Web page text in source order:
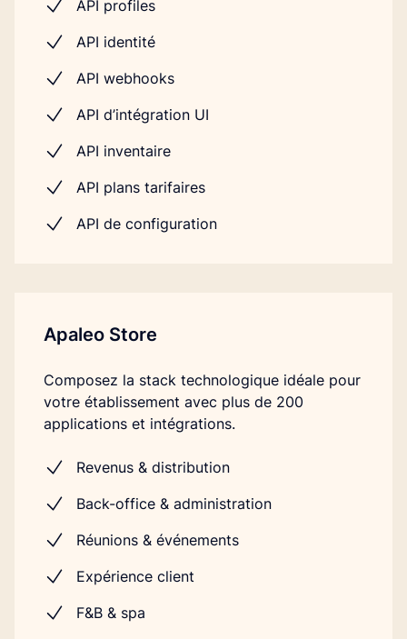
API profiles
API identité
API webhooks
API d’intégration UI
API inventaire
API plans tarifaires
API de configuration
Apaleo Store
Composez la stack technologique idéale pour
votre établissement avec plus de 200
applications et intégrations.
Revenus & distribution
Back-office & administration
Réunions & événements
Expérience client
F&B & spa